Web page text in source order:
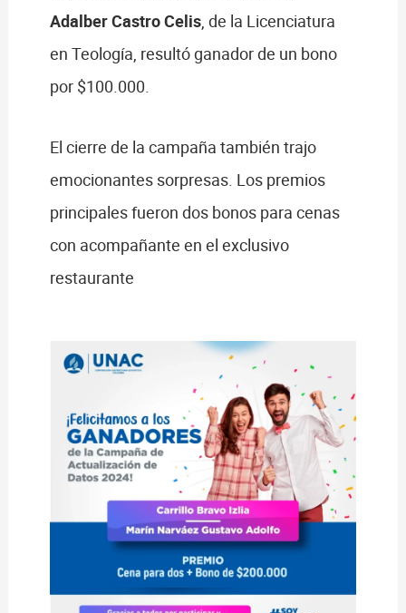
Adalber Castro Celis, de la Licenciatura
en Teología, resultó ganador de un bono
por $100.000.
El cierre de la campaña también trajo
emocionantes sorpresas. Los premios
principales fueron dos bonos para cenas
con acompañante en el exclusivo
restaurante